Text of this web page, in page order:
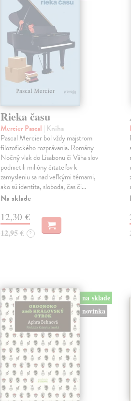
Rieka času
Mercier Pascal | Kniha
Pascal Mercier bol vždy majstrom
filozofického rozprávania. Romány
Nočný vlak do Lisabonu či Váha slov
podnietili milióny čitateľov k
zamysleniu sa nad veľkými témami,
ako sú identita, sloboda, čas či…
Na sklade
12,30 €
12,95 € ?
na sklade
novinka